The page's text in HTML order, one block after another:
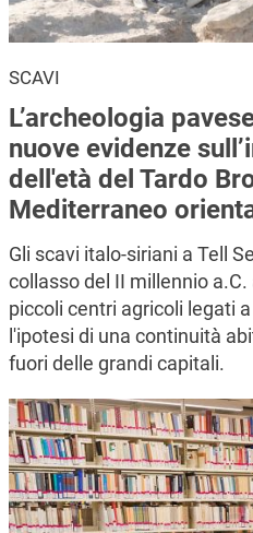
SCAVI
L’archeologia
nuove evidenze
dell'età del Tardo
Mediterraneo
Gli scavi italo-siriani a Tell
collasso del II millennio
piccoli centri agricoli legati
l'ipotesi di una continuità
fuori delle grandi capitali.